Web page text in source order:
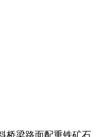
桥梁路面配重铁矿石